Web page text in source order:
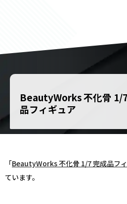
BeautyWorks 不化骨 1/
品フィギュア
「BeautyWorks 不化骨 1/7 完成品フ
ています。